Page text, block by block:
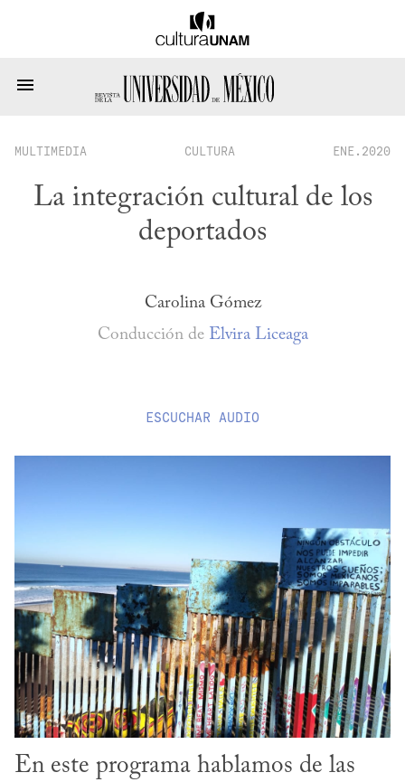
MULTIMEDIA CULTURA ENE.2020
La integración cultural de los
deportados
Carolina Gómez
Conducción de Elvira Liceaga
ESCUCHAR AUDIO
En este programa hablamos de las